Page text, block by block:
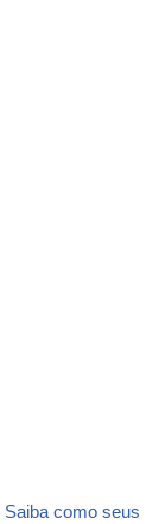
Saiba como seus